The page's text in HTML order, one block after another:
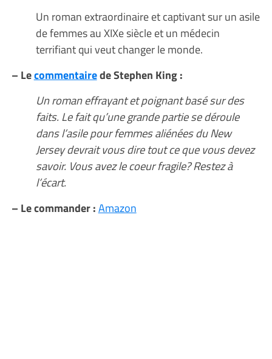
Un roman extraordinaire et captivant sur un asile
de femmes au XIXe siècle et un médecin
terrifiant qui veut changer le monde.
– Lecommentairede Stephen King :
Un roman effrayant et poignant basé sur des
faits. Le fait qu’une grande partie se déroule
dans l’asile pour femmes aliénées du New
Jersey devrait vous dire tout ce que vous devez
savoir. Vous avez le coeur fragile? Restez à
l’écart.
– Le commander :Amazon